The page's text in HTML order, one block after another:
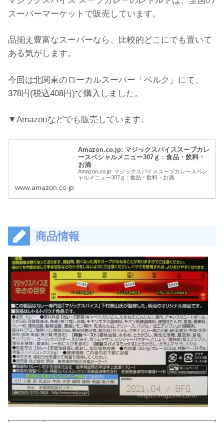
スーパーマーケットで販売しています。
品揃え豊富なスーパーなら、比較的どこにでも置いて
ある気がします。
今回は北関東のローカルスーパー「ベルク」にて、
378円(税込408円)で購入しました。
▼Amazonなどでも販売しています。
Amazon.co.jp: マジックスパイススープカレ
ースペシャルメニュー307ｇ : 食品・飲料・
お酒
Amazon.co.jp: マジックスパイススープカレースペシ
ャルメニュー307ｇ : 食品・飲料・お酒
www.amazon.co.jp
商品情報